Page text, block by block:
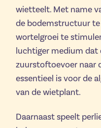
wietteelt. Met name
de bodemstructuur te
wortelgroei te
luchtiger medium
zuurstoftoevoer naar
essentieel is voor de
van de wietplant.
Daarnaast speelt